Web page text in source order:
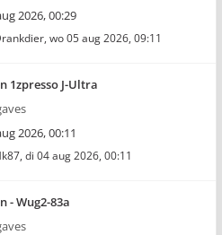
2026, 00:29
, wo 05 aug 2026, 09:11
1zpresso J-Ultra
2026, 00:11
, di 04 aug 2026, 00:11
- Wug2-83a